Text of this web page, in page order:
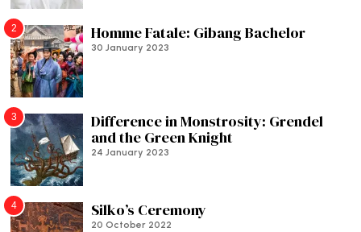
2 Homme Fatale: Gibang Bachelor
30 January 2023
3
Difference in Monstrosity: Grendel
and the Green Knight
24 January 2023
4 Silko’s Ceremony
20 October 2022